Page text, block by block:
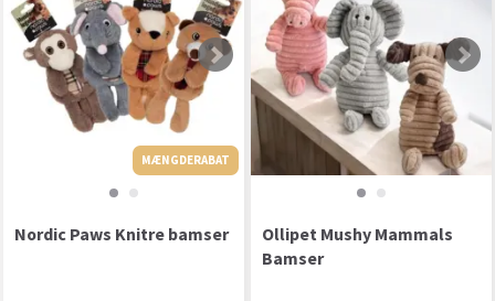
MÆNGDERABAT MÆNGDERABAT
Nordic Paws Knitre bamser
Ollipet Mushy Mammals
Bamser